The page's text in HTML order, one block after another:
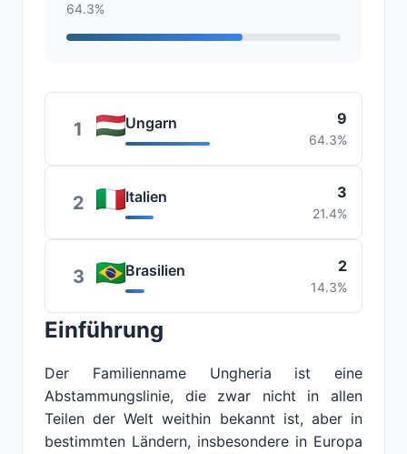
64.3%
1 Ungarn 9
64.3%
2 Italien 3
21.4%
3 Brasilien 2
14.3%
Einführung
Der Familienname Ungheria ist eine
Abstammungslinie, die zwar nicht in allen
Teilen der Welt weithin bekannt ist, aber in
bestimmten Ländern, insbesondere in Europa